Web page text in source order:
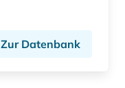
Zur Datenbank